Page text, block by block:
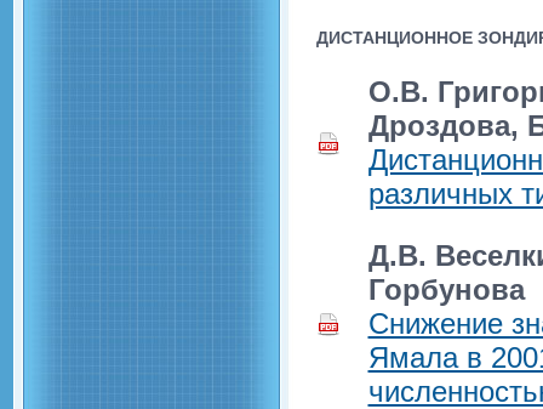
ДИСТАНЦИОННОЕ
О.В.
Дроздова,
различных
Д.В.
Горбунова
Снижение
Ямала в